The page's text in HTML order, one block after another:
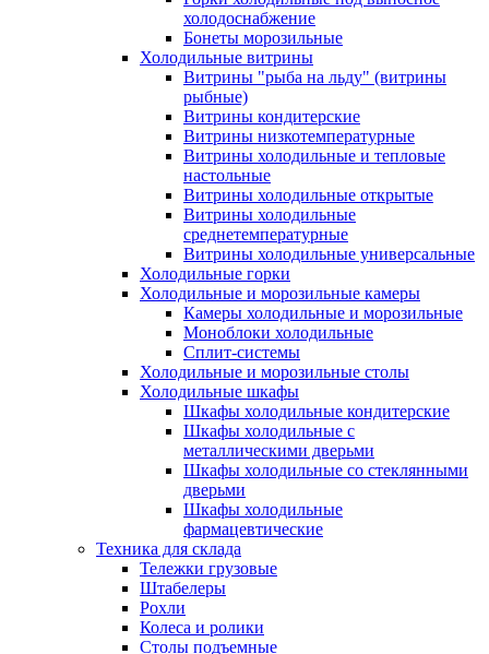
холодоснабжение
Бонеты морозильные
Холодильные витрины
Витрины "рыба на льду" (витрины
рыбные)
Витрины кондитерские
Витрины низкотемпературные
Витрины холодильные и тепловые
настольные
Витрины холодильные открытые
Витрины холодильные
среднетемпературные
Витрины холодильные универсальные
Холодильные горки
Холодильные и морозильные камеры
Камеры холодильные и морозильные
Моноблоки холодильные
Сплит-системы
Холодильные и морозильные столы
Холодильные шкафы
Шкафы холодильные кондитерские
Шкафы холодильные с
металлическими дверьми
Шкафы холодильные со стеклянными
дверьми
Шкафы холодильные
фармацевтические
Техника для склада
Тележки грузовые
Штабелеры
Рохли
Колеса и ролики
Столы подъемные